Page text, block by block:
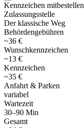
Kennzeichen mitbestellen
Zulassungsstelle
Der klassische Weg
Behördengebühren
~36 €
Wunschkennzeichen
~13 €
Kennzeichen
~35 €
Anfahrt & Parken
variabel
Wartezeit
30–90 Min
Gesamt